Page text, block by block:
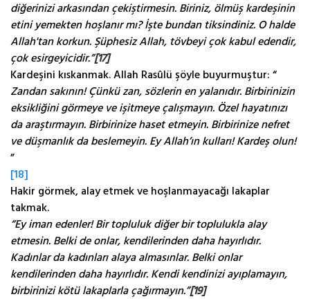
diğerinizi arkasından çekiştirmesin. Biriniz, ölmüş kardeşinin
etini yemekten hoşlanır mı? İşte bundan tiksindiniz. O halde
Allah'tan korkun. Şüphesiz Allah, tövbeyi çok kabul edendir,
çok esirgeyicidir.”[17]
Kardeşini kıskanmak. Allah Rasûlü şöyle buyurmuştur: “
Zandan sakının! Çünkü zan, sözlerin en yalanıdır. Birbirinizin
eksikliğini görmeye ve işitmeye çalışmayın. Özel hayatınızı
da araştırmayın. Birbirinize haset etmeyin. Birbirinize nefret
ve düşmanlık da beslemeyin. Ey Allah’ın kulları! Kardeş olun!
”
[18]
Hakir görmek, alay etmek ve hoşlanmayacağı lakaplar
takmak.
“Ey iman edenler! Bir topluluk diğer bir toplulukla alay
etmesin. Belki de onlar, kendilerinden daha hayırlıdır.
Kadınlar da kadınları alaya almasınlar. Belki onlar
kendilerinden daha hayırlıdır. Kendi kendinizi ayıplamayın,
birbirinizi kötü lakaplarla çağırmayın.”[19]